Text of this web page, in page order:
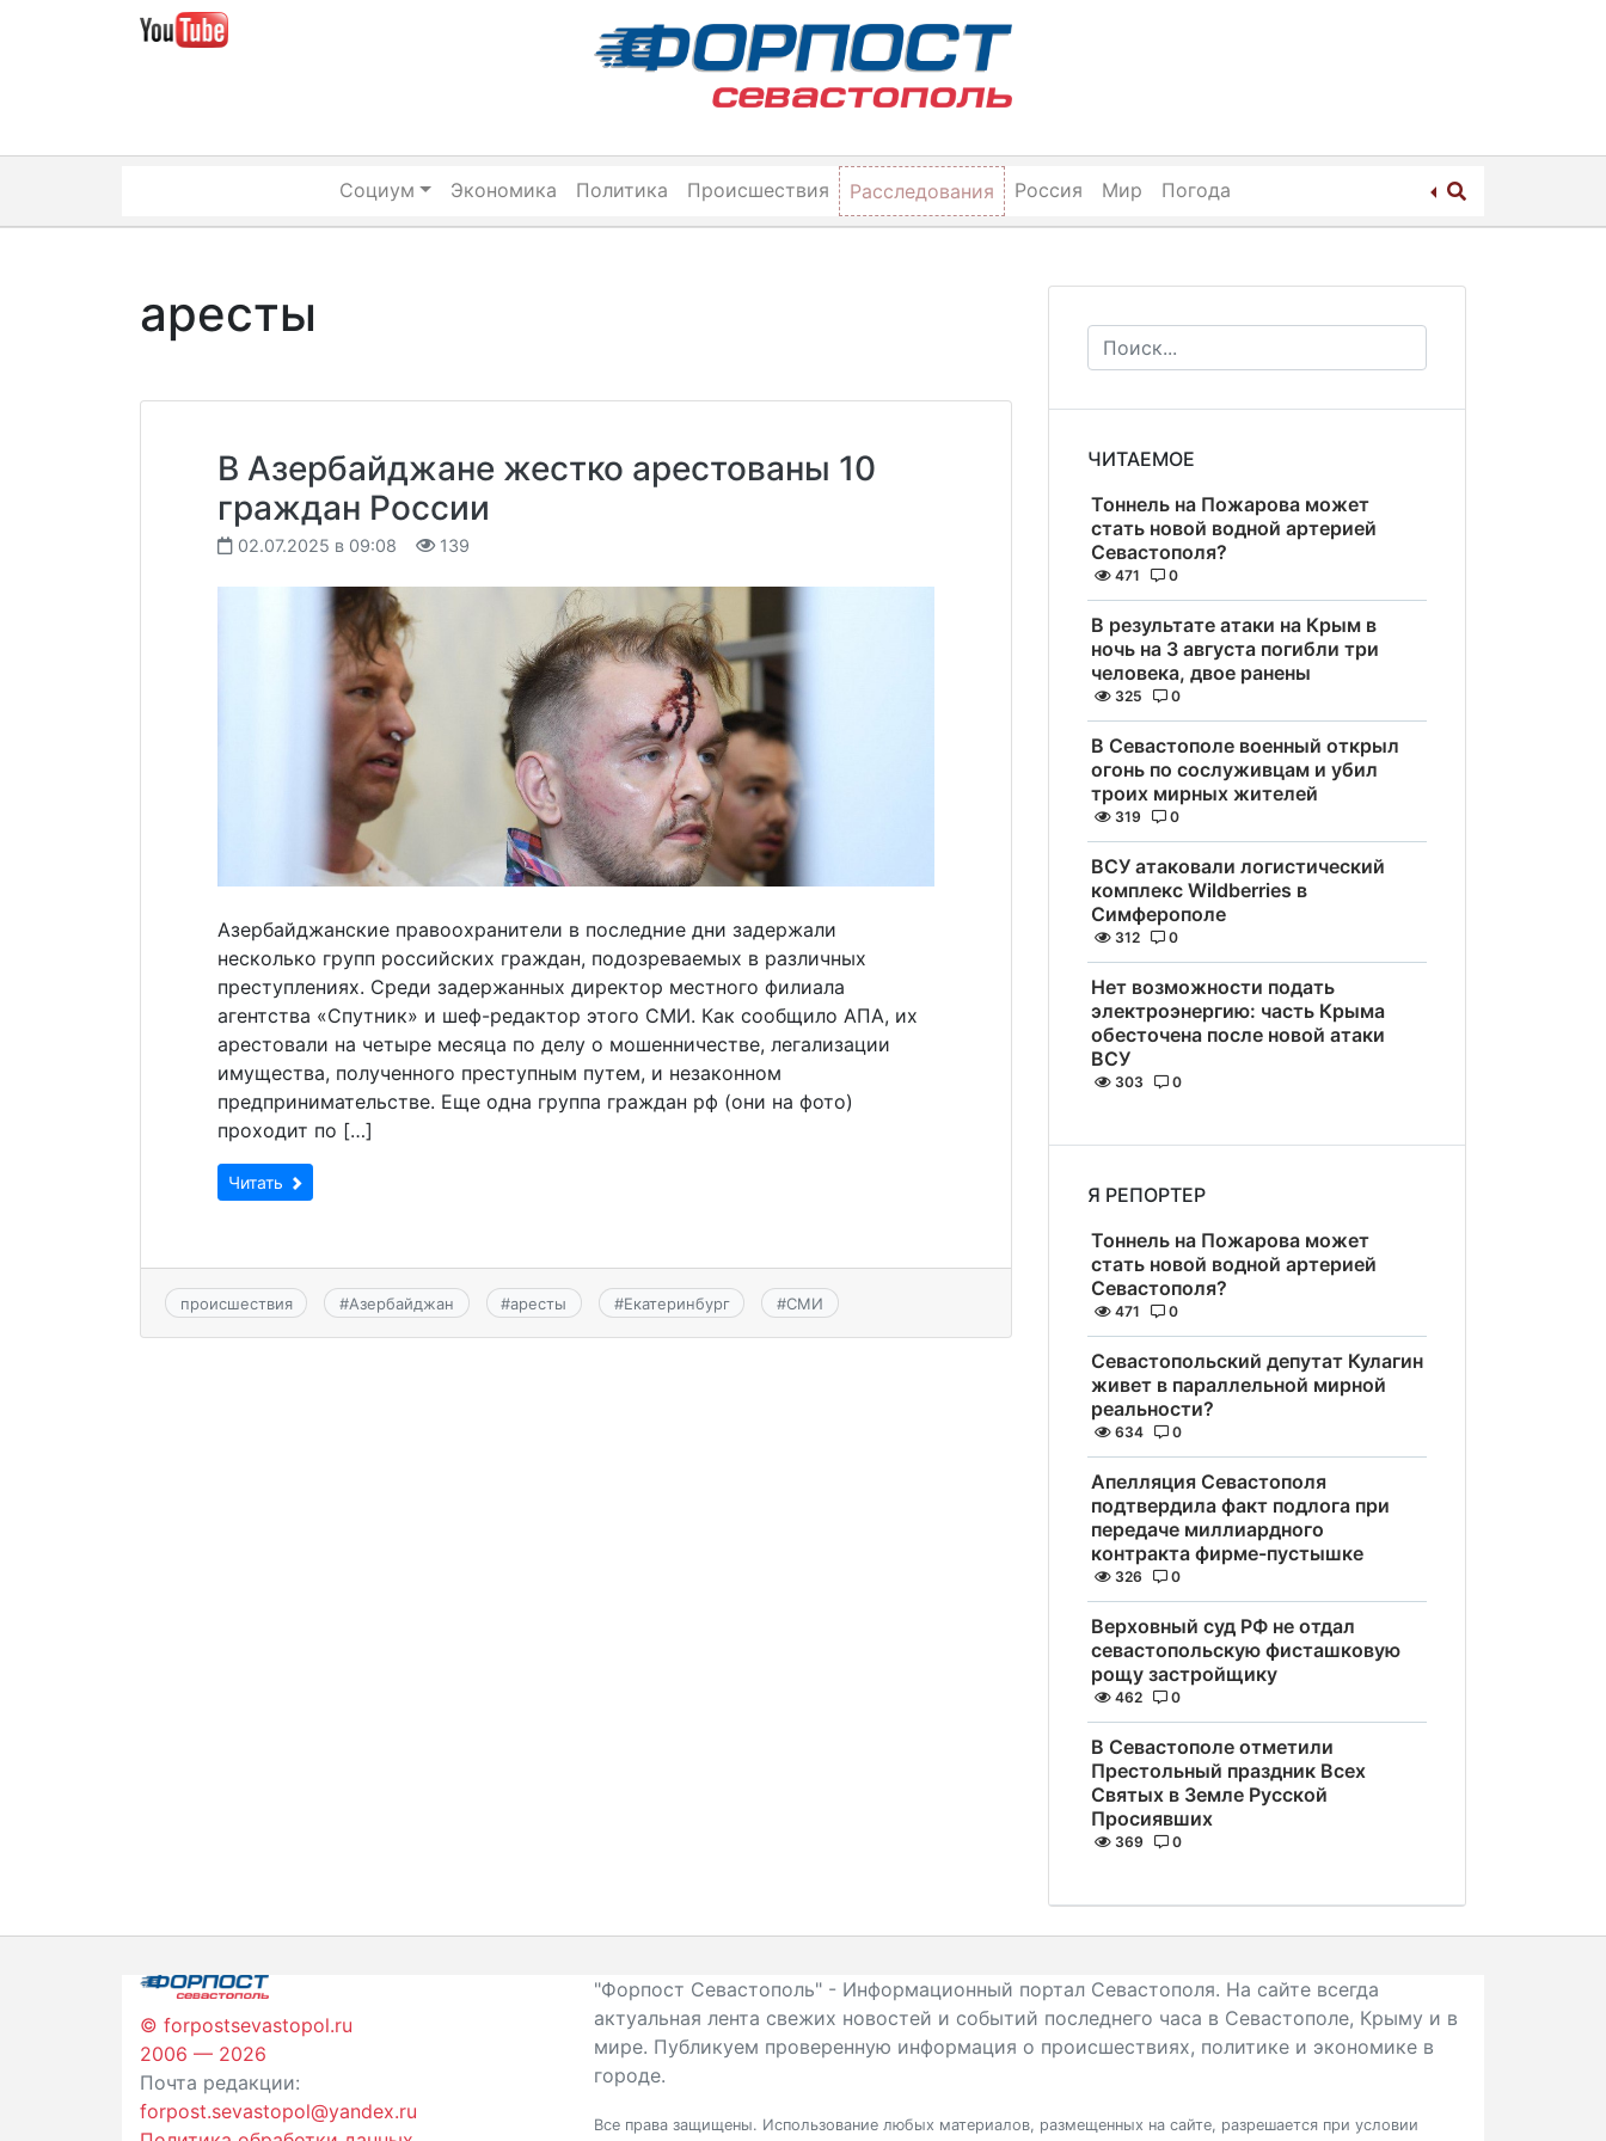
Социум Экономика Политика Происшествия Расследования Россия Мир Погода
аресты
В Азербайджане жестко арестованы 10
граждан России
02.07.2025 в 09:08 139
Азербайджанские правоохранители в последние дни задержали
несколько групп российских граждан, подозреваемых в различных
преступлениях. Среди задержанных директор местного филиала
агентства «Спутник» и шеф-редактор этого СМИ. Как сообщило АПА, их
арестовали на четыре месяца по делу о мошенничестве, легализации
имущества, полученного преступным путем, и незаконном
предпринимательстве. Еще одна группа граждан рф (они на фото)
проходит по […]
Читать
происшествия #Азербайджан #аресты #Екатеринбург #СМИ
ЧИТАЕМОЕ
Тоннель на Пожарова может
стать новой водной артерией
Севастополя?
471 0
В результате атаки на Крым в
ночь на 3 августа погибли три
человека, двое ранены
325 0
В Севастополе военный открыл
огонь по сослуживцам и убил
троих мирных жителей
319 0
ВСУ атаковали логистический
комплекс Wildberries в
Симферополе
312 0
Нет возможности подать
электроэнергию: часть Крыма
обесточена после новой атаки
ВСУ
303 0
Я РЕПОРТЕР
Тоннель на Пожарова может
стать новой водной артерией
Севастополя?
471 0
Севастопольский депутат Кулагин
живет в параллельной мирной
реальности?
634 0
Апелляция Севастополя
подтвердила факт подлога при
передаче миллиардного
контракта фирме-пустышке
326 0
Верховный суд РФ не отдал
севастопольскую фисташковую
рощу застройщику
462 0
В Севастополе отметили
Престольный праздник Всех
Святых в Земле Русской
Просиявших
369 0
© forpostsevastopol.ru
2006 — 2026
Почта редакции:
forpost.sevastopol@yandex.ru
"Форпост Севастополь" - Информационный портал Севастополя. На сайте всегда
актуальная лента свежих новостей и событий последнего часа в Севастополе, Крыму и в
мире. Публикуем проверенную информация о происшествиях, политике и экономике в
городе.
Все права защищены. Использование любых материалов, размещенных на сайте, разрешается при условии